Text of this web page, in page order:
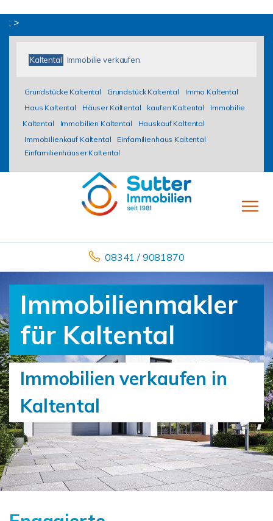
; >
Kaltental Immobilie verkaufen
Grundstücke Kaltental Grundstück Kaltental
Immo Kaltental
Haus Kaltental
Häuser Kaltental kaufen Kaltental
Immobilie
Kaltental
Immobilien Kaltental
Hauskauf Kaltental
Immobilienkauf Kaltental
Einfamilienhaus Kaltental
Einfamilienhäuser Kaltental
08341 / 9081870
Immobilienmakler
für Kaltental
Immobilien verkaufen in
Kaltental